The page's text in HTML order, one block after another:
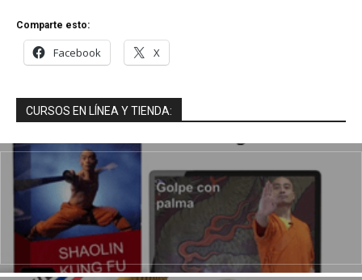
Comparte esto:
Facebook X
CURSOS EN LÍNEA Y TIENDA: